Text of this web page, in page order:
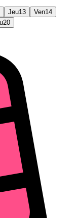
Jeu13 Ven14
20